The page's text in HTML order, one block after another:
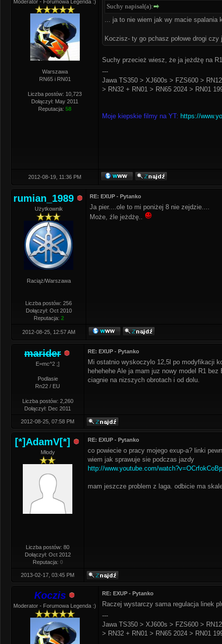
Moderator - Forumowa Legenda :)
Warszawa
RN65 i RN01
Liczba postów: 10,723
Dołączył: May 2011
Reputacja: 58
Suchy napisał(a):
... ja to nie wiem jak wy macie spalania
Koczisz- ty go pchasz połowe drogi
Suchy przecież wiesz, że ja jeżdżę na
---
Jawa TS350 > XJ600s > FZS600 >
> RN32 + RN01 > RN65 2024 > RN01
Moje kiepskie filmy na YT: https://
2012-08-19, 11:36 PM
rumian_1989
Użytkownik
Raciąż/Warszawa
Liczba postów: 256
Dołączył: Oct 2010
Reputacja: 2
RE: EXUP - Pytanko
Ja pier....ole to mi poniżej 8 nie zejdzie....
Może, źle jeżdżę..
2012-08-25, 12:57 AM
marider
E=mc^2 ;]
Podlasie
Rn22 / EU
Liczba postów: 2,260
Dołączył: Dec 2011
RE: EXUP - Pytanko
Mi ostatnio wyskoczylo 12,5l po modyfikacji
hehehehe Ale ja mam juz nowy model R1
ciagnie na nizszych obrotach i od dolu.
2012-08-25, 07:58 PM
[*]AdamV[*]
Młody
Liczba postów: 80
Dołączył: Oct 2012
Reputacja: 0
RE: EXUP - Pytanko
co powiecie o pracy mojego exup-a? linki
wiem jak sprawuje sie podczas jazdy
http://www.youtube.com/
mam jeszcze problem z laga. odbicie ma
2013-02-17, 03:45 PM
Koczis
Moderator - Forumowa Legenda :)
RE: EXUP - Pytanko
Raczej wystarczy sama regulacja linek
---
Jawa TS350 > XJ600s > FZS600 >
> RN32 + RN01 > RN65 2024 > RN01